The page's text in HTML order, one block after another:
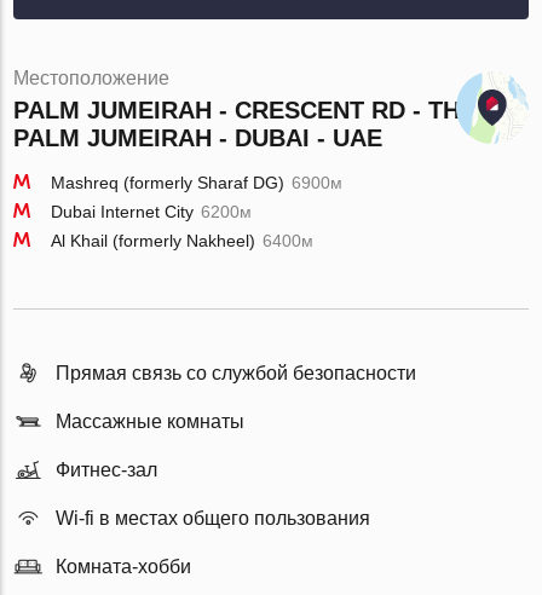
Местоположение
PALM JUMEIRAH - CRESCENT RD - THE
PALM JUMEIRAH - DUBAI - UAE
Mashreq (formerly Sharaf DG) 6900м
Dubai Internet City 6200м
Al Khail (formerly Nakheel) 6400м
Прямая связь со службой безопасности
Массажные комнаты
Фитнес-зал
Wi-fi в местах общего пользования
Комната-хобби